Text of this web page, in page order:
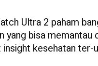
Ultra 2 paham
bisa memantau
insight kesehatan